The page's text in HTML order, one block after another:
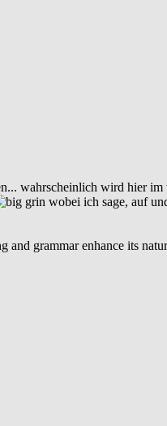
wahrscheinlich wird hier
wobei ich sage, auf
grammar enhance its